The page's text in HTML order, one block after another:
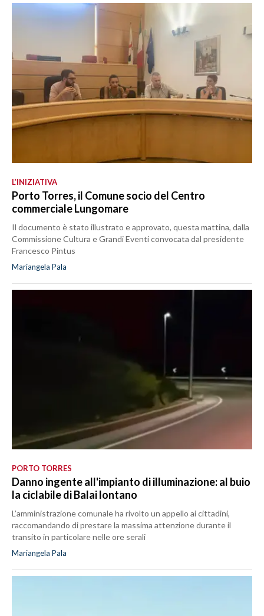
L’INIZIATIVA
Porto Torres, il Comune socio del Centro
commerciale Lungomare
Il documento è stato illustrato e approvato, questa mattina, dalla
Commissione Cultura e Grandi Eventi convocata dal presidente
Francesco Pintus
Mariangela Pala
PORTO TORRES
Danno ingente all'impianto di illuminazione: al buio
la ciclabile di Balai lontano
L’amministrazione comunale ha rivolto un appello ai cittadini,
raccomandando di prestare la massima attenzione durante il
transito in particolare nelle ore serali
Mariangela Pala